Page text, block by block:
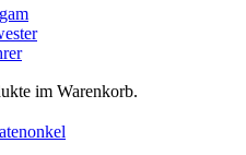
im Warenkorb.